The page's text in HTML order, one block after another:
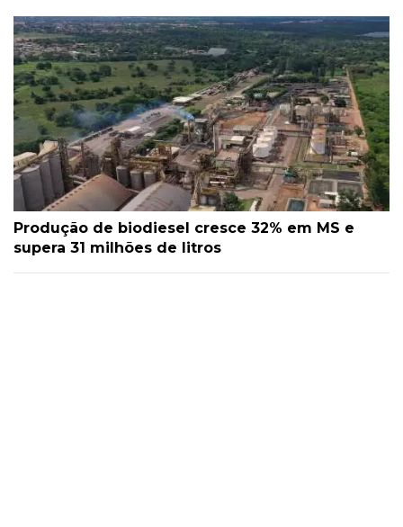
Produção de biodiesel cresce 32% em MS e
supera 31 milhões de litros